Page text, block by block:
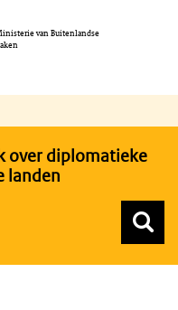
van Buitenlandse
over diplomatieke
landen